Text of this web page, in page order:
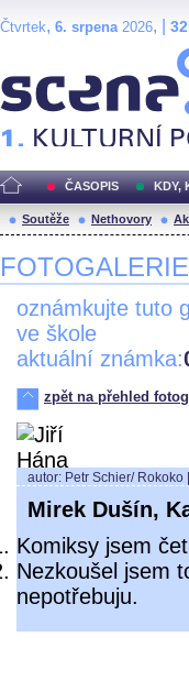
Čtvrtek, 6. srpena2026, | 32
ČASOPIS KDY,
Soutěže Nethovory
FOTOGALERIE
oznámkujte tuto
ve škole
aktuální známka:
zpět na přehled
autor: Petr Schier/ Rokoko
Mirek Dušín,
Komiksy jsem
Nezkoušel jsem
nepotřebuju.